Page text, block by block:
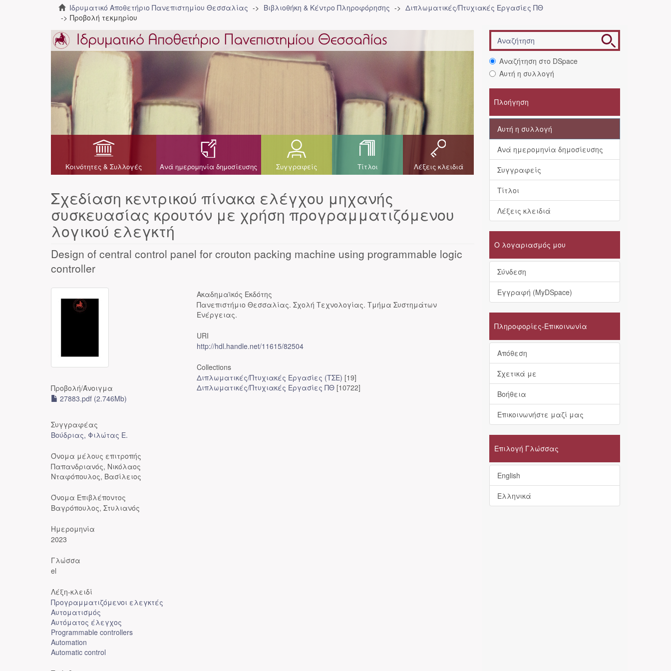
Ιδρυματικό Αποθετήριο Πανεπιστημίου Θεσσαλίας Βιβλιοθήκη & Κέντρο Πληροφόρησης
Διπλωματικές/Πτυχιακές Εργασίες ΠΘ
Προβολή τεκμηρίου
Κοινότητες & Συλλογές Ανά ημερομηνία δημοσίευσης Συγγραφείς Τίτλοι Λέξεις κλειδιά
Σχεδίαση κεντρικού πίνακα ελέγχου μηχανής
συσκευασίας κρουτόν με χρήση προγραμματιζόμενου
λογικού ελεγκτή
Design of central control panel for crouton packing machine using programmable logic
controller
Προβολή/Άνοιγμα
27883.pdf (2.746Mb)
Συγγραφέας
Βούδριας, Φιλώτας Ε.
Όνομα μέλους επιτροπής
Παπανδριανός, Νικόλαος
Νταφόπουλος, Βασίλειος
Όνομα Επιβλέποντος
Βαγρόπουλος, Στυλιανός
Ημερομηνία
2023
Γλώσσα
el
Λέξη-κλειδί
Προγραμματιζόμενοι ελεγκτές
Αυτοματισμός
Αυτόματος έλεγχος
Programmable controllers
Automation
Automatic control
Ακαδημαϊκός Εκδότης
Πανεπιστήμιο Θεσσαλίας. Σχολή Τεχνολογίας. Τμήμα Συστημάτων
Ενέργειας.
URI
http://hdl.handle.net/11615/82504
Collections
Διπλωματικές/Πτυχιακές Εργασίες (ΤΣΕ) [19]
Διπλωματικές/Πτυχιακές Εργασίες ΠΘ [10722]
Αναζήτηση στο DSpace
Αυτή η συλλογή
Πλοήγηση
Αυτή η συλλογή
Ανά ημερομηνία δημοσίευσης
Συγγραφείς
Τίτλοι
Λέξεις κλειδιά
Ο λογαριασμός μου
Σύνδεση
Εγγραφή (MyDSpace)
Πληροφορίες-Επικοινωνία
Απόθεση
Σχετικά με
Βοήθεια
Επικοινωνήστε μαζί μας
Επιλογή Γλώσσας
English
Ελληνικά